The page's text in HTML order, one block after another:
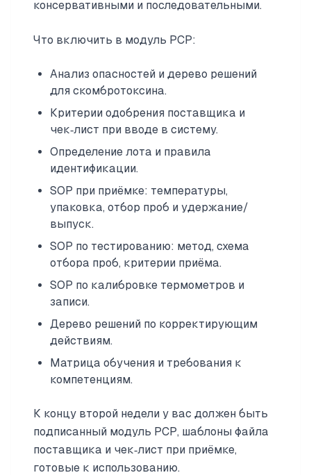
консервативными и последовательными.
Что включить в модуль PCP:
Анализ опасностей и дерево решений
для скомбротоксина.
Критерии одобрения поставщика и
чек‑лист при вводе в систему.
Определение лота и правила
идентификации.
SOP при приёмке: температуры,
упаковка, отбор проб и удержание/
выпуск.
SOP по тестированию: метод, схема
отбора проб, критерии приёма.
SOP по калибровке термометров и
записи.
Дерево решений по корректирующим
действиям.
Матрица обучения и требования к
компетенциям.
К концу второй недели у вас должен быть
подписанный модуль PCP, шаблоны файла
поставщика и чек‑лист при приёмке,
готовые к использованию.